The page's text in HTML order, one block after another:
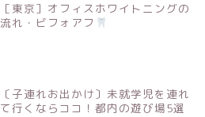
［東京］オフィスホワイトニングの
流れ・ビフォアフ
〔子連れお出かけ〕未就学児を連れ
て行くならココ！都内の遊び場5選